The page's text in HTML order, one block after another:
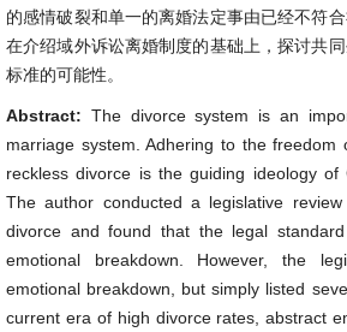
的感情破裂和单一的离婚法定事由已经不符
在介绍域外诉讼离婚制度的基础上，探讨共
标准的可能性。
Abstract: The divorce system is an
marriage system. Adhering to the freedom
reckless divorce is the guiding ideology of
The author conducted a legislative
divorce and found that the legal
emotional breakdown. However, the
emotional breakdown, but simply listed
current era of high divorce rates, abstract